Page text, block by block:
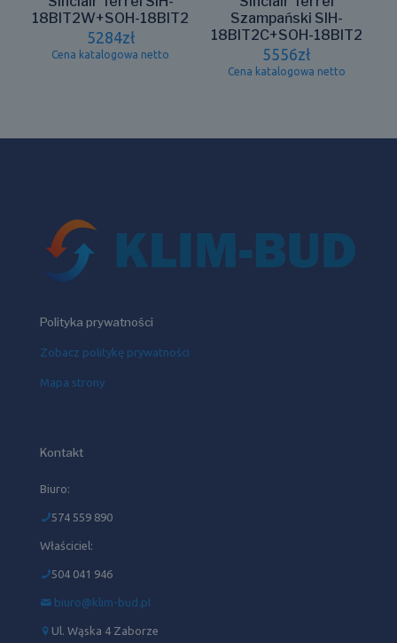
18BIT2W+SOH-18BIT2
5284zł
Cena katalogowa netto
Szampański SIH-
18BIT2C+SOH-18BIT2
5556zł
Cena katalogowa netto
Polityka prywatności
Zobacz politykę prywatności
Mapa strony
Kontakt
Biuro:
574 559 890
Właściciel:
504 041 946‬
biuro@klim-bud.pl
Ul. Wąska 4 Zaborze